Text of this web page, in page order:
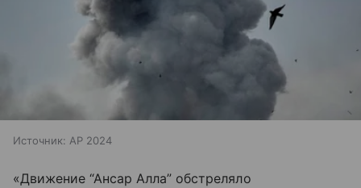
Источник: AP 2024
«Движение “Ансар Алла” обстреляло